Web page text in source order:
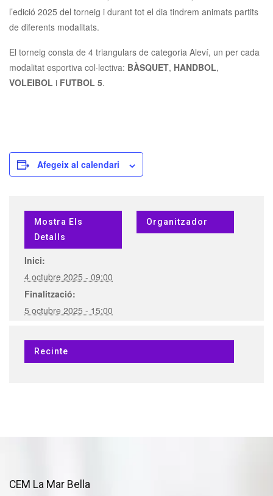
l’edició 2025 del torneig i durant tot el dia tindrem animats partits
de diferents modalitats.
El torneig consta de 4 triangulars de categoria Aleví, un per cada
modalitat esportiva col·lectiva: BÀSQUET, HANDBOL,
VOLEIBOL i FUTBOL 5.
Afegeix al calendari
Mostra Els
Detalls
Inici:
4 octubre 2025 - 09:00
Finalització:
5 octubre 2025 - 15:00
Organitzador
Recinte
CEM La Mar Bella